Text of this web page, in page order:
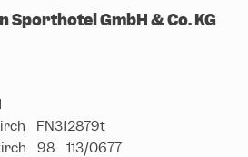
GmbH & Co. KG
FN312879t
98 113/0677